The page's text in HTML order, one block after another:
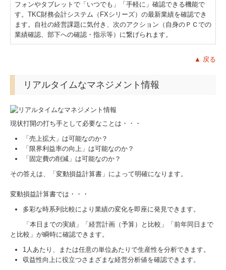
戦略販売・購買情報システム
戦略給与情報システム
採用案内
特許取得
個人情報保護方針
フォンやタブレットで「いつでも」「手軽に」確認できる機能で
す。TKC財務会計システム（FXシリーズ）の最新業績を確認でき
ます。自社の経営課題に気付き、次のアクション（自身のＰＣでの
業績確認、部下への確認・指示等）に繋げられます。
▲ 戻る
リアルタイムなマネジメント情報
現状打開の打ち手として必要なことは・・・
「売上拡大」は可能なのか？
「限界利益率の向上」は可能なのか？
「固定費の削減」は可能なのか？
その答えは、「変動損益計算書」によって明確になります。
変動損益計算書では・・・
多彩な時系列比較により業績の変化を即座に発見できます。
「本日までの実績」「経営計画（予算）と比較」「前年同日まで
と比較」が瞬時に確認できます。
1人あたり、または任意の単位あたりで生産性を分析できます。
収益性向上に役立つさまざまな経営分析値を確認できます。